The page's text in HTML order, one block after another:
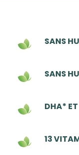
SANS
SANS
DHA*
13